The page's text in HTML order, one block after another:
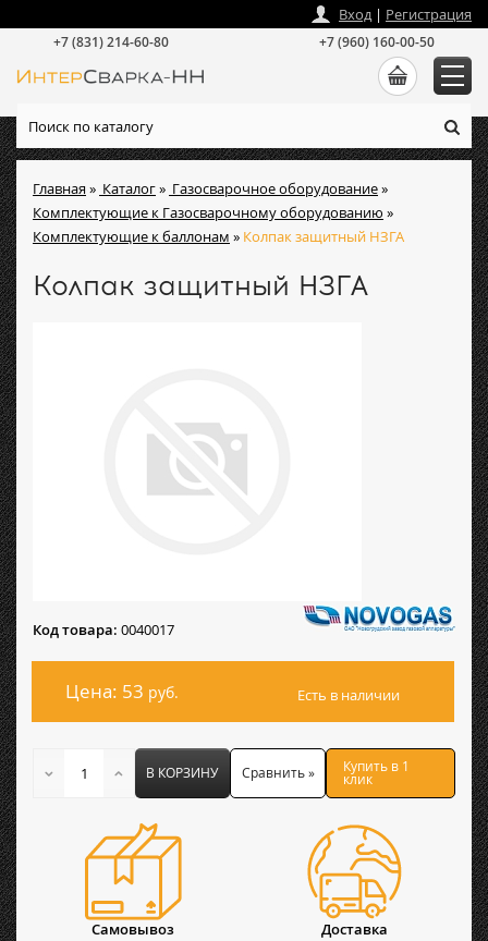
Главная» Каталог» Газосварочное оборудование»
Комплектующие к Газосварочному оборудованию »
Комплектующие к баллонам » Колпак защитный НЗГА
Колпак защитный НЗГА
Код товара: 0040017
Цена: 53 руб. Есть в наличии
В КОРЗИНУ Сравнить » Купить в 1
клик
Самовывоз Доставка
Вход| Регистрация
+7 (831) 214-60-80 +7 (960) 160-00-50